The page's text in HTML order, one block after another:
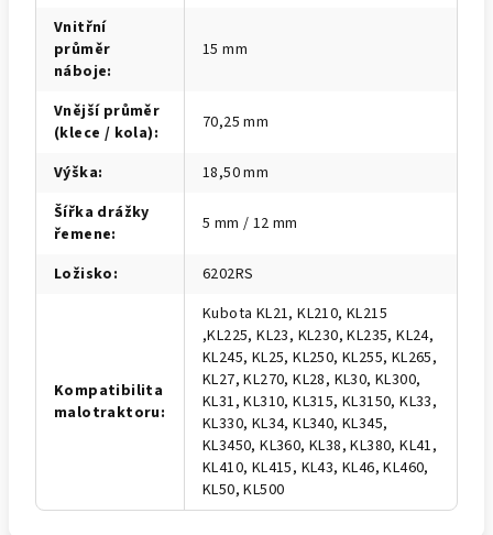
Vnitřní
průměr
náboje:
15 mm
Vnější průměr
(klece / kola): 70,25 mm
Výška:
18,50 mm
Šířka drážky
řemene: 5 mm / 12 mm
Ložisko: 6202RS
Kompatibilita
malotraktoru:
Kubota KL21, KL210, KL215
,KL225, KL23, KL230, KL235, KL24,
KL245, KL25, KL250, KL255, KL265,
KL27, KL270, KL28, KL30, KL300,
KL31, KL310, KL315, KL3150, KL33,
KL330, KL34, KL340, KL345,
KL3450, KL360, KL38, KL380, KL41,
KL410, KL415, KL43, KL46, KL460,
KL50, KL500